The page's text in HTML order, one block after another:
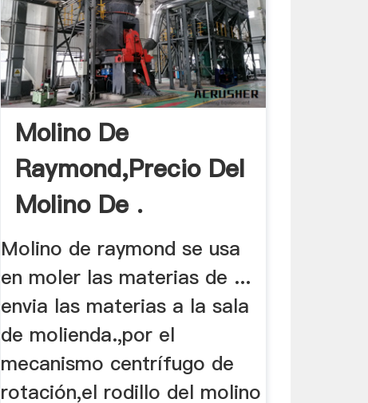
Molino De
Raymond,Precio Del
Molino De .
Molino de raymond se usa
en moler las materias de ...
envia las materias a la sala
de molienda.,por el
mecanismo centrífugo de
rotación,el rodillo del molino